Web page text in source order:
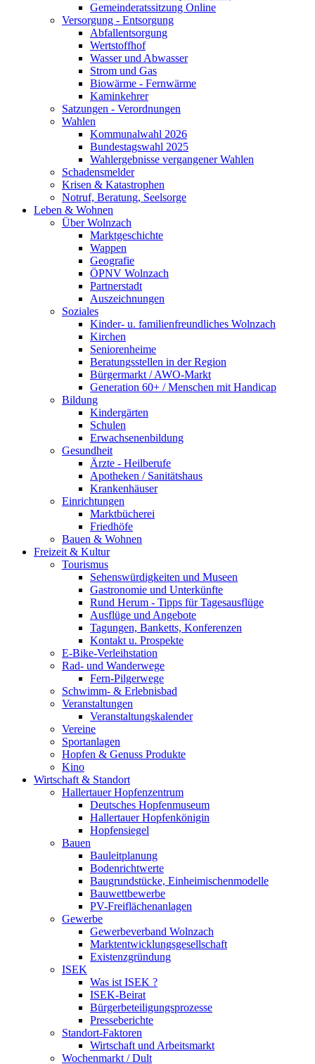
Gemeinderatssitzung Online
Versorgung - Entsorgung
Abfallentsorgung
Wertstoffhof
Wasser und Abwasser
Strom und Gas
Biowärme - Fernwärme
Kaminkehrer
Satzungen - Verordnungen
Wahlen
Kommunalwahl 2026
Bundestagswahl 2025
Wahlergebnisse vergangener Wahlen
Schadensmelder
Krisen & Katastrophen
Notruf, Beratung, Seelsorge
Leben & Wohnen
Über Wolnzach
Marktgeschichte
Wappen
Geografie
ÖPNV Wolnzach
Partnerstadt
Auszeichnungen
Soziales
Kinder- u. familienfreundliches Wolnzach
Kirchen
Seniorenheime
Beratungsstellen in der Region
Bürgermarkt / AWO-Markt
Generation 60+ / Menschen mit Handicap
Bildung
Kindergärten
Schulen
Erwachsenenbildung
Gesundheit
Ärzte - Heilberufe
Apotheken / Sanitätshaus
Krankenhäuser
Einrichtungen
Marktbücherei
Friedhöfe
Bauen & Wohnen
Freizeit & Kultur
Tourismus
Sehenswürdigkeiten und Museen
Gastronomie und Unterkünfte
Rund Herum - Tipps für Tagesausflüge
Ausflüge und Angebote
Tagungen, Banketts, Konferenzen
Kontakt u. Prospekte
E-Bike-Verleihstation
Rad- und Wanderwege
Fern-Pilgerwege
Schwimm- & Erlebnisbad
Veranstaltungen
Veranstaltungskalender
Vereine
Sportanlagen
Hopfen & Genuss Produkte
Kino
Wirtschaft & Standort
Hallertauer Hopfenzentrum
Deutsches Hopfenmuseum
Hallertauer Hopfenkönigin
Hopfensiegel
Bauen
Bauleitplanung
Bodenrichtwerte
Baugrundstücke, Einheimischenmodelle
Bauwettbewerbe
PV-Freiflächenanlagen
Gewerbe
Gewerbeverband Wolnzach
Marktentwicklungsgesellschaft
Existenzgründung
ISEK
Was ist ISEK ?
ISEK-Beirat
Bürgerbeteiligungsprozesse
Presseberichte
Standort-Faktoren
Wirtschaft und Arbeitsmarkt
Wochenmarkt / Dult